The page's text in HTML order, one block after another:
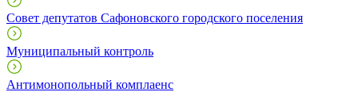
Совет депутатов Сафоновского городского поселения
Муниципальный контроль
Антимонопольный комплаенс